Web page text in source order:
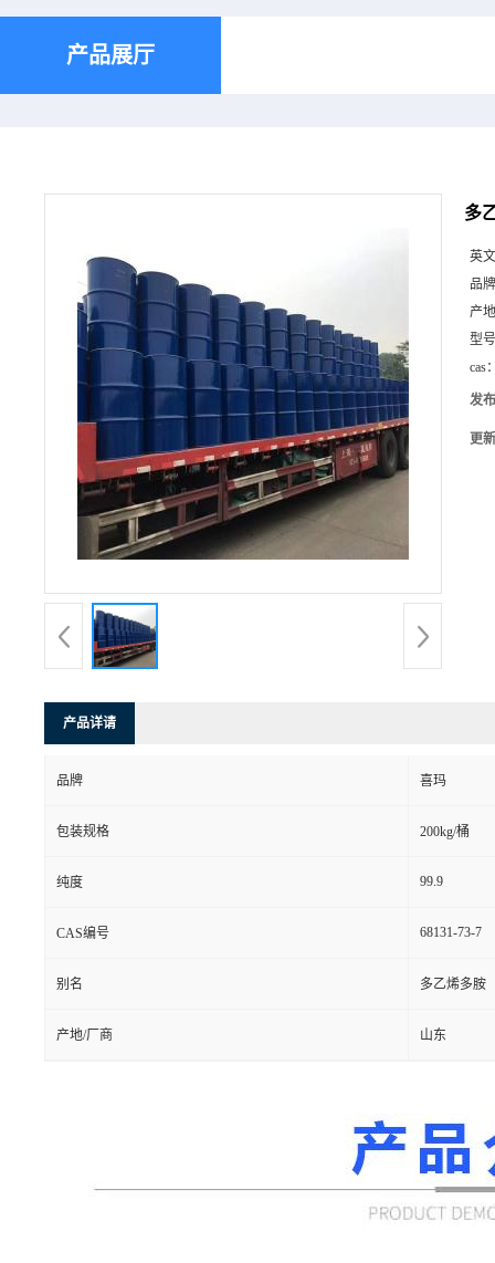
产品展厅
多
英
品
产
型
cas
发
更
产品详请
品牌 喜玛
包装规格 200kg/桶
纯度 99.9
CAS编号 68131-73-7
别名 多乙烯多胺
产地/厂商 山东